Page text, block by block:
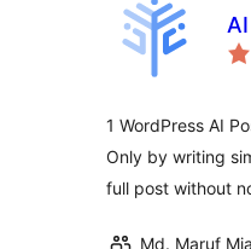
1 WordPress AI
Only by writing
full post without
Md. Maruf